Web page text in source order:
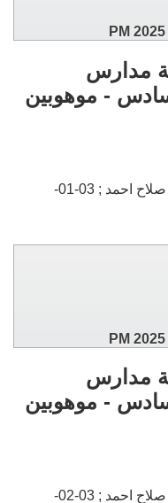
مدارس
- موهوبين
التعديل الأخير تم بواسطة صلاح احمد ; 03-01-
مدارس
- موهوبين
التعديل الأخير تم بواسطة صلاح احمد ; 03-02-